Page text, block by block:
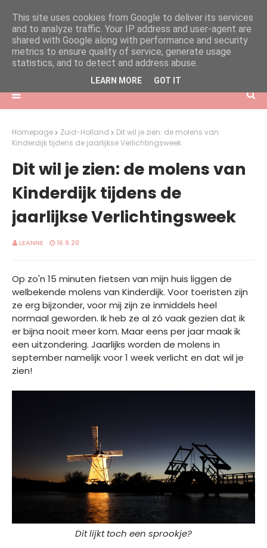
Homepage Zuid-Holland
Dit wil je zien: de molens van
Kinderdijk tijdens de jaarlijkse Verlichtingsweek
Dit wil je zien: de molens van
Kinderdijk tijdens de
jaarlijkse Verlichtingsweek
LEANNE 16.9.20
Op zo'n 15 minuten fietsen van mijn huis liggen de
welbekende molens van Kinderdijk. Voor toeristen zijn
ze erg bijzonder, voor mij zijn ze inmiddels heel
normaal geworden. Ik heb ze al zó vaak gezien dat ik
er bijna nooit meer kom. Maar eens per jaar maak ik
een uitzondering. Jaarlijks worden de molens in
september namelijk voor 1 week verlicht en dat wil je
zien!
Dit lijkt toch een sprookje?
This site uses cookies from Google to deliver its services
and to analyze traffic. Your IP address and user-agent are
shared with Google along with performance and security
metrics to ensure quality of service, generate usage
statistics, and to detect and address abuse.
LEARN MORE GOT IT